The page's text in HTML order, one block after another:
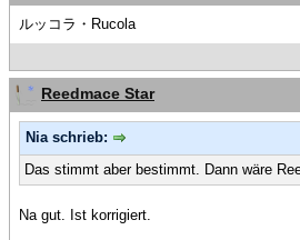
ルッコラ・Rucola
Reedmace Star
Nia schrieb:
Das stimmt aber bestimmt. Dann wäre
Na gut. Ist korrigiert.